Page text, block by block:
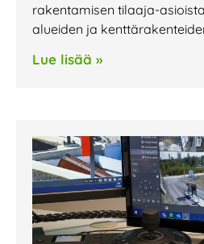
rakentamisen tilaaja-
alueiden ja
Lue lisää »